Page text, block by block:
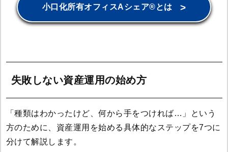
小口化所有オフィスAシェア®とは >
失敗しない資産運用の始め方
「種類はわかったけど、何から手をつければ…」という
方のために、資産運用を始める具体的なステップを7つに
分けて解説します。